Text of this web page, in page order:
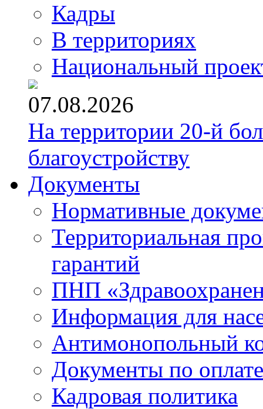
Кадры
В территориях
Национальный
07.08.2026
На территории 20-й
благоустройству
Документы
Нормативные
Территориальная
гарантий
ПНП
Информация для
Антимонопольный
Документы по
Кадровая политика